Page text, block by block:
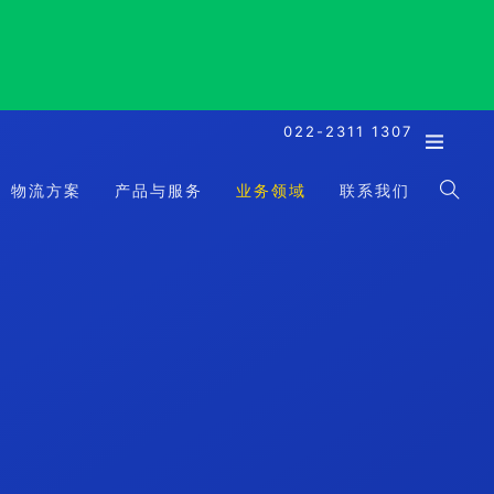
022-2311 1307
物流方案 产品与服务 业务领域 联系我们